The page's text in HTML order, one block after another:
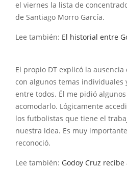
el viernes la lista de
de Santiago Morro García.
Lee también: El historial entre
El propio DT explicó la ausencia
con algunos temas individuales
entre todos. Él me pidió
acomodarlo. Lógicamente
los futbolistas que tiene el
nuestra idea. Es muy
reconoció.
Lee también: Godoy Cruz